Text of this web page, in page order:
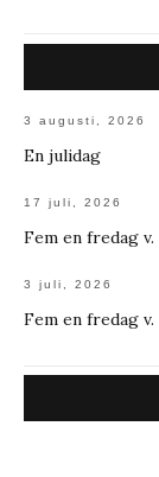
3 augusti, 2026
En julidag
17 juli, 2026
Fem en fredag
3 juli, 2026
Fem en fredag